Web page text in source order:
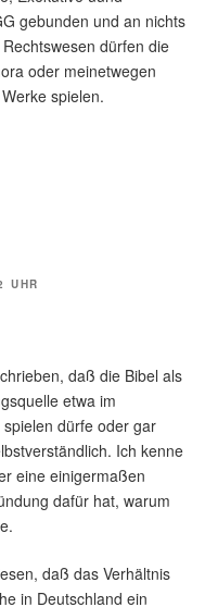
gebunden und an nichts
dürfen die
oder meinetwegen
spielen.
UHR
daß die Bibel als
etwa im
dürfe oder gar
Ich kenne
eine einigermaßen
dafür hat, warum
daß das Verhältnis
in Deutschland ein